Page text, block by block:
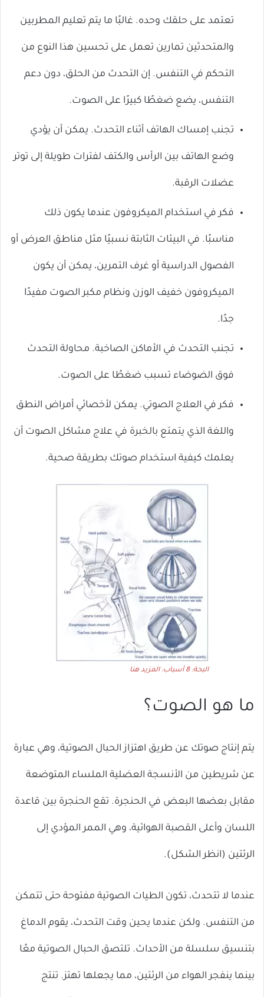
تعتمد على حلقك وحده. غالبًا ما يتم تعليم المطربين
والمتحدثين تمارين تعمل على تحسين هذا النوع من
التحكم في التنفس. إن التحدث من الحلق، دون دعم
التنفس، يضع ضغطًا كبيرًا على الصوت.
تجنب إمساك الهاتف أثناء التحدث. يمكن أن يؤدي
وضع الهاتف بين الرأس والكتف لفترات طويلة إلى توتر
عضلات الرقبة.
فكر في استخدام الميكروفون عندما يكون ذلك
مناسبًا. في البيئات الثابتة نسبيًا مثل مناطق العرض أو
الفصول الدراسية أو غرف التمرين، يمكن أن يكون
الميكروفون خفيف الوزن ونظام مكبر الصوت مفيدًا
جدًا.
تجنب التحدث في الأماكن الصاخبة. محاولة التحدث
فوق الضوضاء تسبب ضغطًا على الصوت.
فكر في العلاج الصوتي. يمكن لأخصائي أمراض النطق
واللغة الذي يتمتع بالخبرة في علاج مشاكل الصوت أن
يعلمك كيفية استخدام صوتك بطريقة صحية.
البحة: 8 أسباب: المزيد هنا
ما هو الصوت؟
يتم إنتاج صوتك عن طريق اهتزاز الحبال الصوتية، وهي عبارة
عن شريطين من الأنسجة العضلية الملساء المتوضعة
مقابل بعضها البعض في الحنجرة. تقع الحنجرة بين قاعدة
اللسان وأعلى القصبة الهوائية، وهي الممر المؤدي إلى
الرئتين (انظر الشكل).
عندما لا تتحدث، تكون الطيات الصوتية مفتوحة حتى تتمكن
من التنفس. ولكن عندما يحين وقت التحدث، يقوم الدماغ
بتنسيق سلسلة من الأحداث. تلتصق الحبال الصوتية معًا
بينما ينفجر الهواء من الرئتين، مما يجعلها تهتز. تنتج